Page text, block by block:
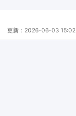
更新： 2026-06-03 15:02